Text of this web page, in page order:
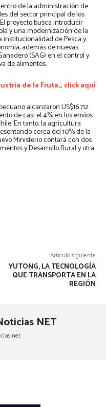
de la administración de
del sector principal de los
proyecto busca introducir
y una modernización de la
institucionalidad de Pesca y
además de nuevas
(SAG) en el control y
de alimentos.
de la Fruta… click aquí
alcanzaron US$16.712
de casi el 4% en los envíos
En tanto, la agricultura
cerca del 10% de la
Ministerio contará con dos
y Desarrollo Rural y otra
Artículo siguiente
YUTONG, LA TECNOLOGÍA
QUE TRANSPORTA EN LA
REGIÓN
NET